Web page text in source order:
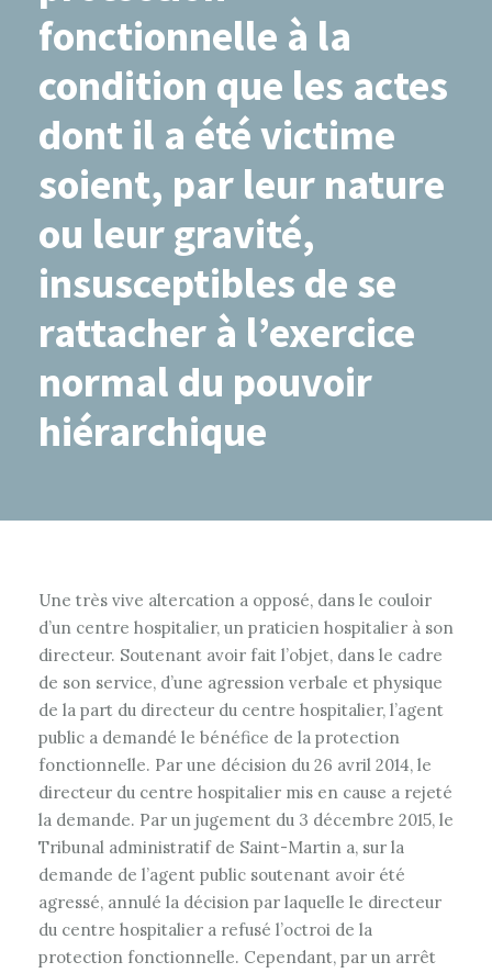
fonctionnelle à la
condition que les actes
dont il a été victime
soient, par leur nature
ou leur gravité,
insusceptibles de se
rattacher à l’exercice
normal du pouvoir
hiérarchique
Une très vive altercation a opposé, dans le couloir
d’un centre hospitalier, un praticien hospitalier à son
directeur. Soutenant avoir fait l’objet, dans le cadre
de son service, d’une agression verbale et physique
de la part du directeur du centre hospitalier, l’agent
public a demandé le bénéfice de la protection
fonctionnelle. Par une décision du 26 avril 2014, le
directeur du centre hospitalier mis en cause a rejeté
la demande. Par un jugement du 3 décembre 2015, le
Tribunal administratif de Saint-Martin a, sur la
demande de l’agent public soutenant avoir été
agressé, annulé la décision par laquelle le directeur
du centre hospitalier a refusé l’octroi de la
protection fonctionnelle. Cependant, par un arrêt